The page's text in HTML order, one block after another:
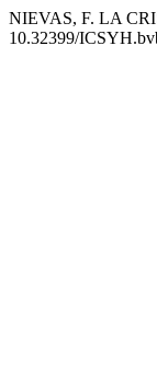
NIEVAS, F. LA
10.32399/